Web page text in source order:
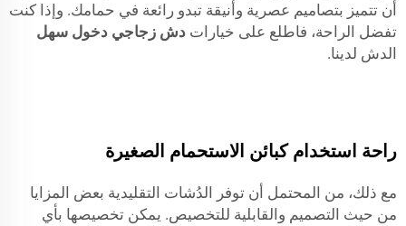
أن تتميز بتصاميم عصرية وأنيقة تبدو رائعة في حمامك. وإذا كنت
تفضل الراحة، فاطلع على خيارات دش زجاجي دخول سهل
الدش لدينا.
راحة استخدام كبائن الاستحمام الصغيرة
مع ذلك، من المحتمل أن توفر الدُشات التقليدية بعض المزايا
من حيث التصميم والقابلية للتخصيص. يمكن تخصيصها بأي